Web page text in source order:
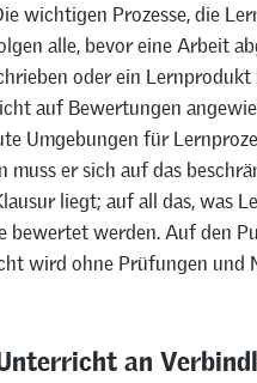
wichtigen Prozesse, die
alle, bevor eine Arbeit
oder ein
auf Bewertungen
Umgebungen für
muss er sich auf das
liegt; auf all das, was
bewertet werden. Auf den
wird ohne Prüfungen und
an